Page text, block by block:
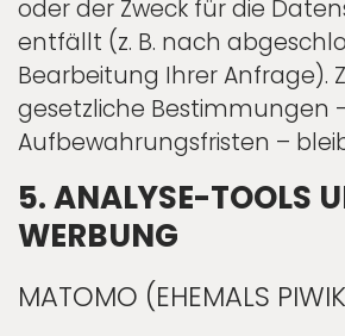
oder der Zweck für die
entfällt (z. B. nach
Bearbeitung Ihrer Anfrage).
gesetzliche Bestimmungen
Aufbewahrungsfristen –
5. ANALYSE-TOOLS
WERBUNG
MATOMO (EHEMALS